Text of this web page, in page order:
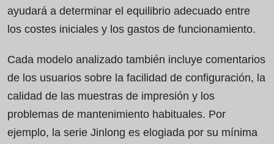
ayudará a determinar el equilibrio adecuado entre
los costes iniciales y los gastos de funcionamiento.
Cada modelo analizado también incluye comentarios
de los usuarios sobre la facilidad de configuración, la
calidad de las muestras de impresión y los
problemas de mantenimiento habituales. Por
ejemplo, la serie Jinlong es elogiada por su mínima